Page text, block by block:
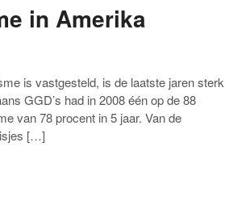
in Amerika
is vastgesteld, is de laatste jaren sterk
GGD’s had in 2008 één op de 88
van 78 procent in 5 jaar. Van de
[…]